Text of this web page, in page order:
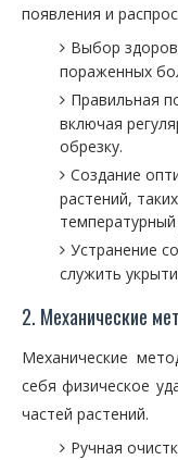
появления и
Выбор
пораженных
Правильная
включая
обрезку.
Создание
растений,
Устранение
служить
2. Механические
Механические
себя физическое
частей растений.
Ручная